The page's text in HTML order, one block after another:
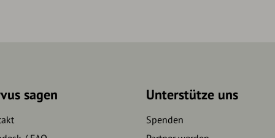
sagen Unterstütze uns
Spenden